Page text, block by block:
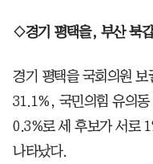
◇경기 평택을, 부산 북
경기 평택을 국회의원
31.1%, 국민의힘 유의
0.3%로 세 후보가 서로
나타났다.